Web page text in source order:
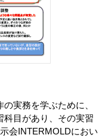
実務を学ぶために、
科目があり、その実習
会INTERMOLDにおい